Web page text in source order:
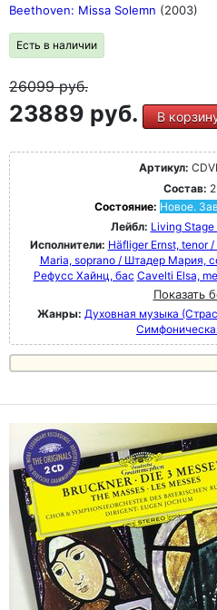
Beethoven: Missa Solemn (2003)
Есть в наличии
26099руб.
23889 руб. В
Артикул:
Состав:
Состояние: Новое.
Лейбл: Living
Исполнители: Häfliger Ernst, tenor
Maria, soprano / Штадер Мария,
Рефусс Хайнц, бас Cavelti Elsa,
Показать
Жанры: Духовная музыка